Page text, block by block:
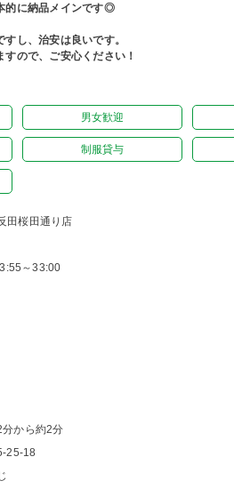
的に納品メインです◎
し、治安は良いです。
ので、ご安心ください！
男女歓迎
制服貸与
田桜田通り店
～33:00
から約2分
25-18